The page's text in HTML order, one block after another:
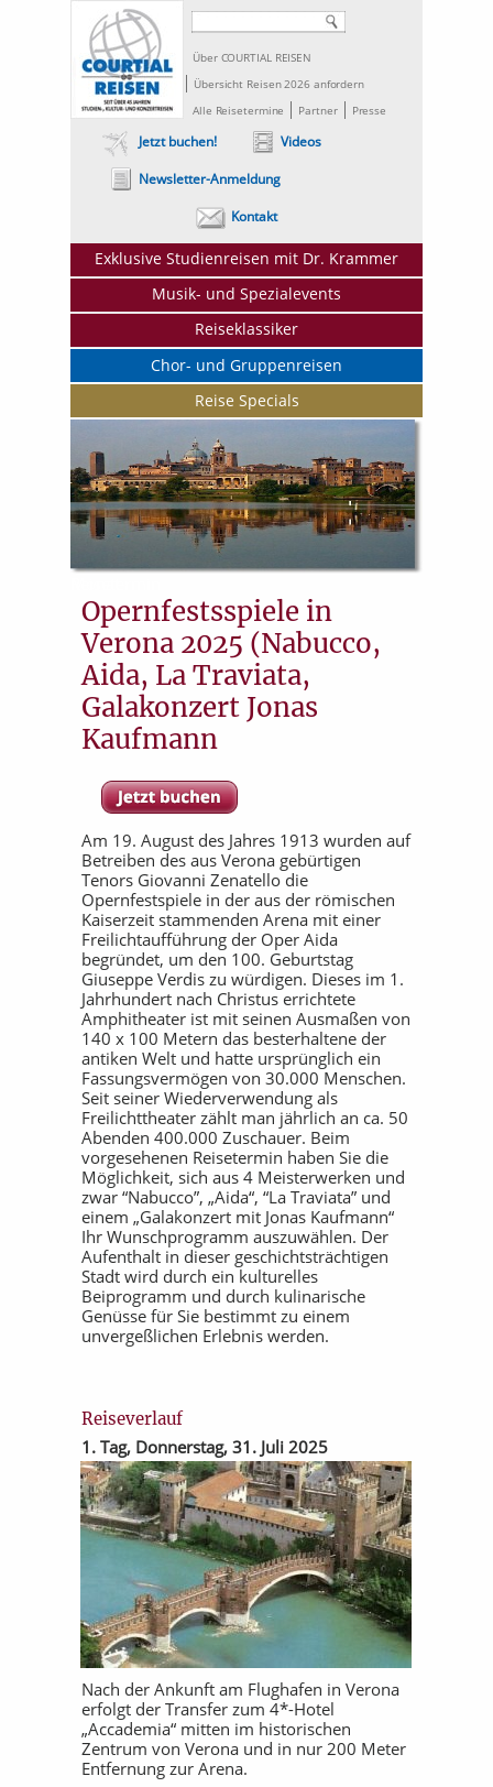
Chor- und Gruppenreisen
Reise Specials
Über COURTIAL REISEN
Übersicht Reisen 2026 anfordern
Alle Reisetermine
Partner Presse
Jetzt buchen!
Videos
Newsletter-Anmeldung
Kontakt
Exklusive Studienreisen mit Dr. Krammer
Musik- und Spezialevents
Reiseklassiker
Opernfestsspiele in
Verona 2025 (Nabucco,
Aida, La Traviata,
Galakonzert Jonas
Kaufmann
Am 19. August des Jahres 1913 wurden auf
Betreiben des aus Verona gebürtigen
Tenors Giovanni Zenatello die
Opernfestspiele in der aus der römischen
Kaiserzeit stammenden Arena mit einer
Freilichtaufführung der Oper Aida
begründet, um den 100. Geburtstag
Giuseppe Verdis zu würdigen. Dieses im 1.
Jahrhundert nach Christus errichtete
Amphitheater ist mit seinen Ausmaßen von
140 x 100 Metern das besterhaltene der
antiken Welt und hatte ursprünglich ein
Fassungsvermögen von 30.000 Menschen.
Seit seiner Wiederverwendung als
Freilichttheater zählt man jährlich an ca. 50
Abenden 400.000 Zuschauer. Beim
vorgesehenen Reisetermin haben Sie die
Möglichkeit, sich aus 4 Meisterwerken und
zwar “Nabucco”, „Aida“, “La Traviata” und
einem „Galakonzert mit Jonas Kaufmann“
Ihr Wunschprogramm auszuwählen. Der
Aufenthalt in dieser geschichtsträchtigen
Stadt wird durch ein kulturelles
Beiprogramm und durch kulinarische
Genüsse für Sie bestimmt zu einem
unvergeßlichen Erlebnis werden.
Reiseverlauf
1. Tag, Donnerstag, 31. Juli 2025
Nach der Ankunft am Flughafen in Verona
erfolgt der Transfer zum 4*-Hotel
„Accademia“ mitten im historischen
Zentrum von Verona und in nur 200 Meter
Entfernung zur Arena.